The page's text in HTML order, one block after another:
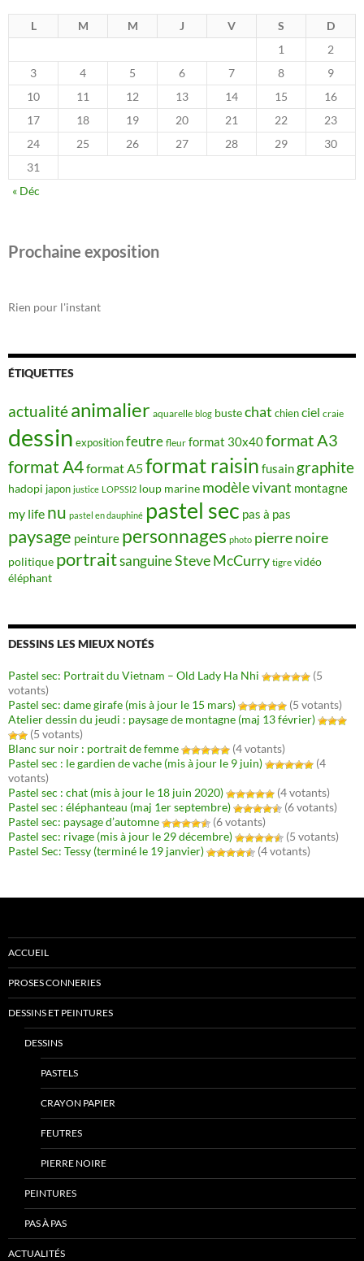
L M M J V S
D
1
2
3
4 5 6 7 8
9
10
11 12 13 14 15
16
17
18 19 20 21 22
23
24
25 26 27 28 29
30
31
« Déc
Prochaine exposition
Rien pour l'instant
ÉTIQUETTES
actualitéanimalier aquarelle blog bustechat chienciel craie
dessin expositionfeutre fleur format 30x40format A3
format A4format A5format raisin fusain graphite
hadopi japon justice LOPSSI2 loup marine modèle vivant montagne
my life nu pastel en dauphiné pastel sec pas à pas
paysage peinture personnages photo pierre noire
politique portraitsanguineSteve McCurry tigre vidéo
éléphant
DESSINS LES MIEUX NOTÉS
Pastel sec: Portrait du Vietnam – Old Lady Ha Nhi
(5
votants)
Pastel sec: dame girafe (mis à jour le 15 mars)
(5 votants)
Atelier dessin du jeudi : paysage de montagne (maj 13 février)
(5 votants)
Blanc sur noir : portrait de femme
(4 votants)
Pastel sec : le gardien de vache (mis à jour le 9 juin)
(4
votants)
Pastel sec : chat (mis à jour le 18 juin 2020)
(4 votants)
Pastel sec : éléphanteau (maj 1er septembre)
(6 votants)
Pastel sec: paysage d’automne
(6 votants)
Pastel sec: rivage (mis à jour le 29 décembre)
(5 votants)
Pastel Sec: Tessy (terminé le 19 janvier)
(4 votants)
ACCUEIL
PROSES CONNERIES
DESSINS ET PEINTURES
DESSINS
PASTELS
CRAYON PAPIER
FEUTRES
PIERRE NOIRE
PEINTURES
PAS À PAS
ACTUALITÉS